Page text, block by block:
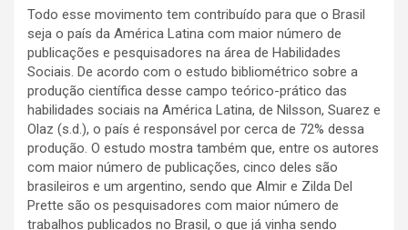
Todo esse movimento tem contribuído para que o Brasil
seja o país da América Latina com maior número de
publicações e pesquisadores na área de Habilidades
Sociais. De acordo com o estudo bibliométrico sobre a
produção científica desse campo teórico-prático das
habilidades sociais na América Latina, de Nilsson, Suarez e
Olaz (s.d.), o país é responsável por cerca de 72% dessa
produção. O estudo mostra também que, entre os autores
com maior número de publicações, cinco deles são
brasileiros e um argentino, sendo que Almir e Zilda Del
Prette são os pesquisadores com maior número de
trabalhos publicados no Brasil, o que já vinha sendo